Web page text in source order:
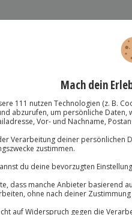
im Harz mit Hammer und
Mineraloge mit Feld-